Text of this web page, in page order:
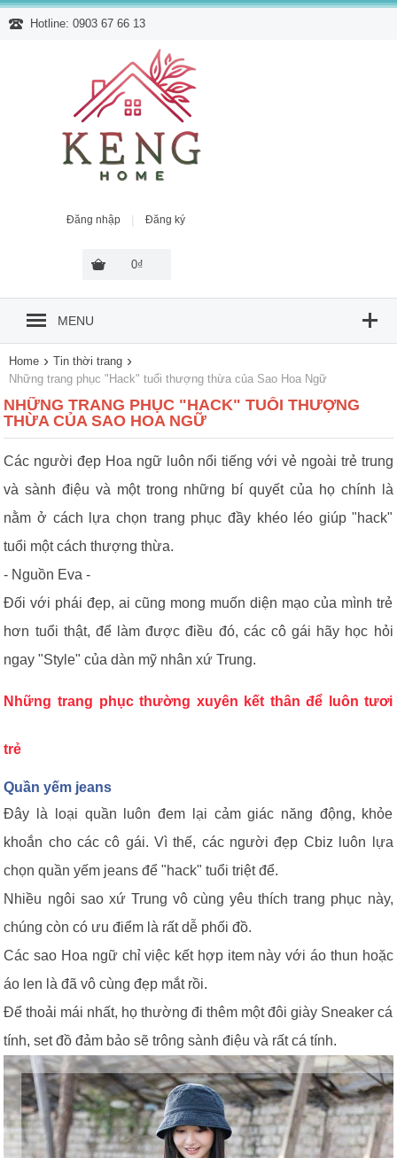
Hotline: 0903 67 66 13
0₫
Đăng nhập | Đăng ký
MENU
Home › Tin thời trang ›
Những trang phục "Hack" tuổi thượng thừa của Sao Hoa Ngữ
NHỮNG TRANG PHỤC "HACK" TUỔI THƯỢNG
THỪA CỦA SAO HOA NGỮ
Các người đẹp Hoa ngữ luôn nổi tiếng với vẻ ngoài trẻ trung
và sành điệu và một trong những bí quyết của họ chính là
nằm ở cách lựa chọn trang phục đầy khéo léo giúp "hack"
tuổi một cách thượng thừa.
- Nguồn Eva -
Đối với phái đẹp, ai cũng mong muốn diện mạo của mình trẻ
hơn tuổi thật, để làm được điều đó, các cô gái hãy học hỏi
ngay "Style" của dàn mỹ nhân xứ Trung.
Những trang phục thường xuyên kết thân để luôn tươi
trẻ
Quần yếm jeans
Đây là loại quần luôn đem lại cảm giác năng động, khỏe
khoắn cho các cô gái. Vì thế, các người đẹp Cbiz luôn lựa
chọn quần yếm jeans để "hack" tuổi triệt để.
Nhiều ngôi sao xứ Trung vô cùng yêu thích trang phục này,
chúng còn có ưu điểm là rất dễ phối đồ.
Các sao Hoa ngữ chỉ việc kết hợp item này với áo thun hoặc
áo len là đã vô cùng đẹp mắt rồi.
Để thoải mái nhất, họ thường đi thêm một đôi giày Sneaker cá
tính, set đồ đảm bảo sẽ trông sành điệu và rất cá tính.